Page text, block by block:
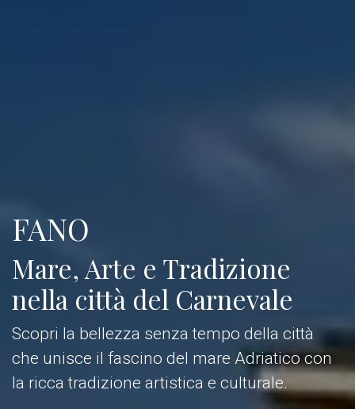
FANO
Mare, Arte e Tradizione
nella città del Carnevale
Scopri la bellezza senza tempo della città
che unisce il fascino del mare Adriatico con
la ricca tradizione artistica e culturale.